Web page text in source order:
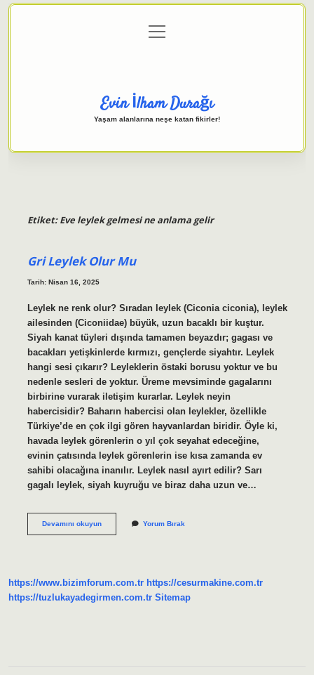
Gizlilik Politikası
menüyü
aç
Evin İlham Durağı
Yaşam alanlarına neşe katan fikirler!
Etiket:Eve leylek gelmesi ne anlama gelir
Gri Leylek Olur Mu
Tarih: Nisan 16, 2025
Leylek ne renk olur? Sıradan leylek (Ciconia ciconia), leylek
ailesinden (Ciconiidae) büyük, uzun bacaklı bir kuştur.
Siyah kanat tüyleri dışında tamamen beyazdır; gagası ve
bacakları yetişkinlerde kırmızı, gençlerde siyahtır. Leylek
hangi sesi çıkarır? Leyleklerin östaki borusu yoktur ve bu
nedenle sesleri de yoktur. Üreme mevsiminde gagalarını
birbirine vurarak iletişim kurarlar. Leylek neyin
habercisidir? Baharın habercisi olan leylekler, özellikle
Türkiye’de en çok ilgi gören hayvanlardan biridir. Öyle ki,
havada leylek görenlerin o yıl çok seyahat edeceğine,
evinin çatısında leylek görenlerin ise kısa zamanda ev
sahibi olacağına inanılır. Leylek nasıl ayırt edilir? Sarı
gagalı leylek, siyah kuyruğu ve biraz daha uzun ve…
Devamını okuyunGri
Yorum Bırak
https://www.bizimforum.com.tr https://cesurmakine.com.tr
https://tuzlukayadegirmen.com.tr Sitemap